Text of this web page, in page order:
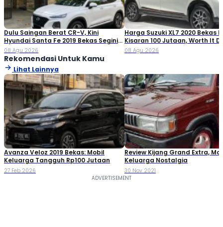
Dulu Saingan Berat CR-V, Kini
Hyundai Santa Fe 2019 Bekas Segini
Harganya
08 Agu 2026
Harga Suzuki XL7 2020 Bekas
Kisaran 100 Jutaan, Worth It
08 Agu 2026
Rekomendasi Untuk Kamu
Lihat Lainnya
Avanza Veloz 2019 Bekas: Mobil
Keluarga Tangguh Rp100 Jutaan
27 Feb 2026
Review Kijang Grand Extra,
Keluarga Nostalgia
30 Nov 2021